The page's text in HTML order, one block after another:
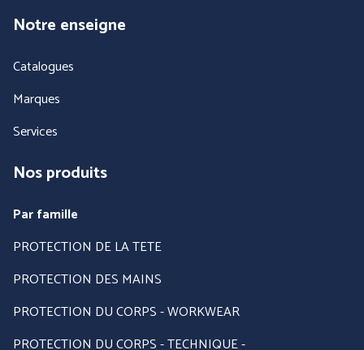
ANTICHUTE
Notre enseigne
Catalogues
Marques
Services
Nos produits
Par famille
PROTECTION DE LA TETE
PROTECTION DES MAINS
PROTECTION DU CORPS - WORKWEAR
PROTECTION DU CORPS - TECHNIQUE -